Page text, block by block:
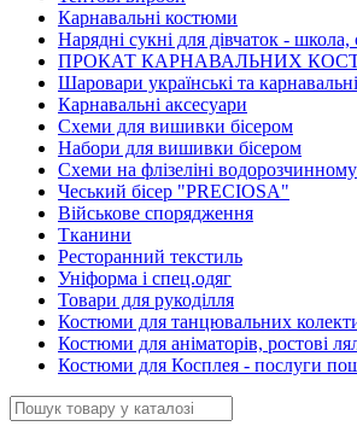
Карнавальні костюми
Нарядні сукні для дівчаток - школа,
ПРОКАТ КАРНАВАЛЬНИХ
Шаровари українські та
Карнавальні аксесуари
Схеми для вишивки бісером
Набори для вишивки бісером
Схеми на флізеліні водорозчинному
Чеський бісер "PRECIOSA"
Військове спорядження
Тканини
Ресторанний текстиль
Уніформа і спец.одяг
Товари для рукоділля
Костюми для танцювальних
Костюми для аніматорів, ростові
Костюми для Косплея - послуги